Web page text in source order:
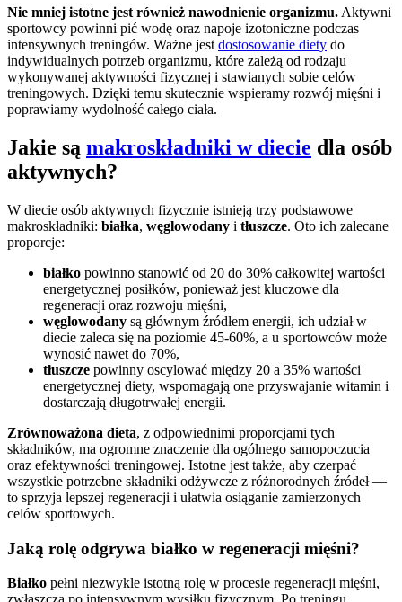
Nie mniej istotne jest również nawodnienie organizmu. Aktywni
sportowcy powinni pić wodę oraz napoje izotoniczne podczas
intensywnych treningów. Ważne jest dostosowanie diety do
indywidualnych potrzeb organizmu, które zależą od rodzaju
wykonywanej aktywności fizycznej i stawianych sobie celów
treningowych. Dzięki temu skutecznie wspieramy rozwój mięśni i
poprawiamy wydolność całego ciała.
Jakie są makroskładniki w diecie dla osób
aktywnych?
W diecie osób aktywnych fizycznie istnieją trzy podstawowe
makroskładniki: białka, węglowodany i tłuszcze. Oto ich zalecane
proporcje:
białko powinno stanowić od 20 do 30% całkowitej wartości
energetycznej posiłków, ponieważ jest kluczowe dla
regeneracji oraz rozwoju mięśni,
węglowodany są głównym źródłem energii, ich udział w
diecie zaleca się na poziomie 45-60%, a u sportowców może
wynosić nawet do 70%,
tłuszcze powinny oscylować między 20 a 35% wartości
energetycznej diety, wspomagają one przyswajanie witamin i
dostarczają długotrwałej energii.
Zrównoważona dieta, z odpowiednimi proporcjami tych
składników, ma ogromne znaczenie dla ogólnego samopoczucia
oraz efektywności treningowej. Istotne jest także, aby czerpać
wszystkie potrzebne składniki odżywcze z różnorodnych źródeł —
to sprzyja lepszej regeneracji i ułatwia osiąganie zamierzonych
celów sportowych.
Jaką rolę odgrywa białko w regeneracji mięśni?
Białko pełni niezwykle istotną rolę w procesie regeneracji mięśni,